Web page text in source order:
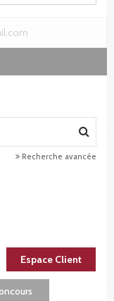
Recherche avancée
Espace Client